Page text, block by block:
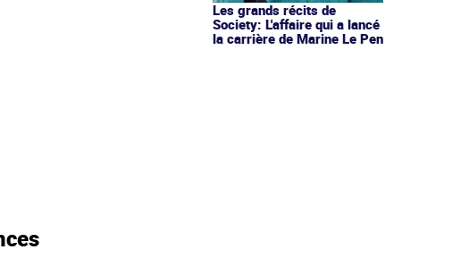
Les grands récits de
Society: L'affaire qui a lancé
la carrière de Marine Le Pen